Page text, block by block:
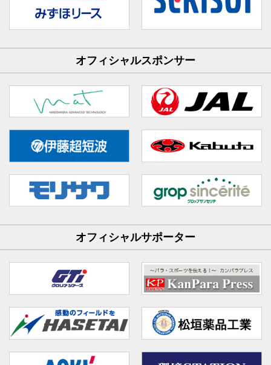
オフィシャルスポンサー
オフィシャルサポーター